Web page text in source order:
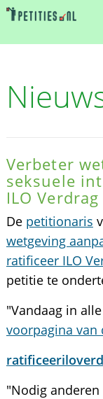
Verbeter
seksuele
ILO
De petitionaris
wetgeving
ratificeer ILO
petitie te
"Vandaag in
voorpagina van
"Nodig